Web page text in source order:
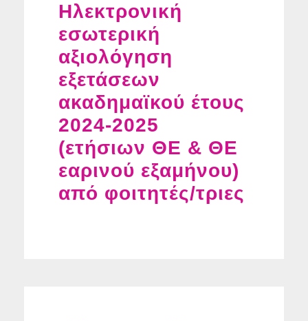
Ηλεκτρονική
εσωτερική
αξιολόγηση
εξετάσεων
ακαδημαϊκού έτους
2024-2025
(ετήσιων ΘΕ & ΘΕ
εαρινού εξαμήνου)
από φοιτητές/τριες